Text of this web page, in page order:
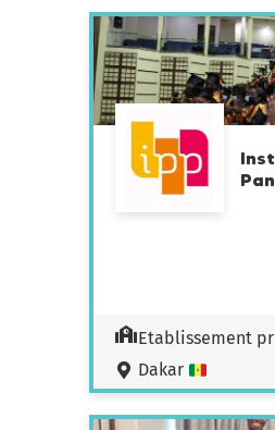
Etablissement
Dakar